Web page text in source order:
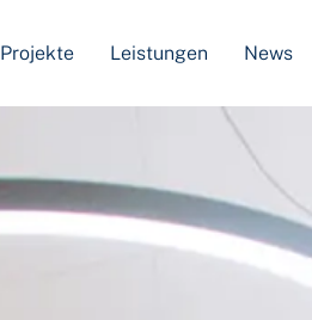
Projekte Leistungen News